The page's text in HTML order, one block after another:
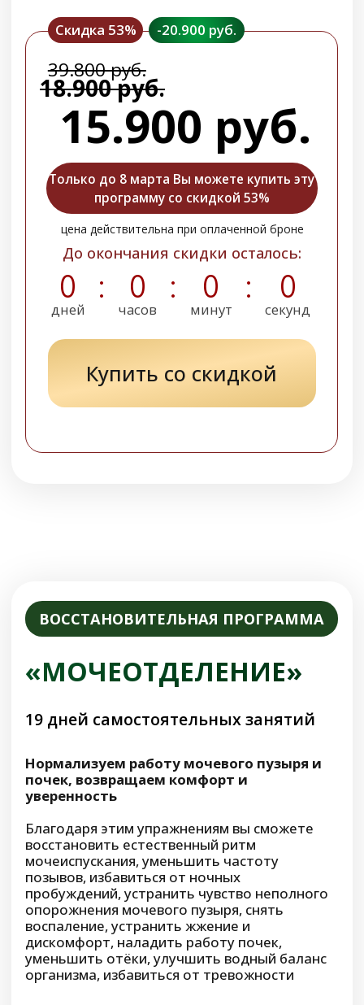
37.900 руб.
11.900 руб.
8.900 руб.
0
дней
: 0
часов
: 0
минут
: 0
секунд
Только до 8 марта Вы можете купить эту
программу со скидкой 69%
До окончания скидки осталось:
Исчезнет отёчность лица и тела,
контуры лица станут более чёткими,
Активизируется вывод токсинов и
работа лимфатической системы
Исчезнут утренние «мешки» под
глазами, ткани перестанут
задерживать лишнюю жидкость
Прекратятся высыпания,
нормализуется работа сальных желез,
уйдёт жирный блеск на лице и голове
Улучшится цвет лица, повысится тонус
и эластичность кожи
исчезнет сероватый или желтоватый
тон, уменьшатся проявления купероза
Снизится нагрузка на иммунную
систему, исчезнут проявления аллергии
покраснение
заболеваний — псориаза, розацеа,
себорейного дерматита
Уйдут хронические воспаления,
соединительных тканей
Ногти станут крепче, перестанут
Cкидка 69% -26.000 руб.
цена действительна при оплаченной броне